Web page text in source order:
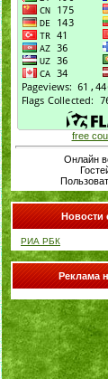
free
Онлайн
Новости
РИА РБК
Реклама